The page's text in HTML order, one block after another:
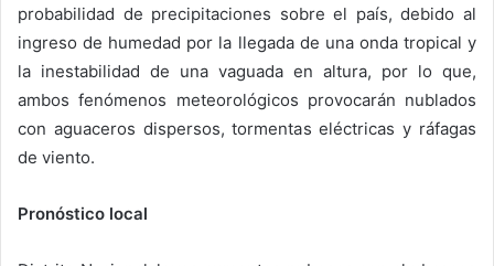
probabilidad de precipitaciones sobre el país, debido al
ingreso de humedad por la llegada de una onda tropical y
la inestabilidad de una vaguada en altura, por lo que,
ambos fenómenos meteorológicos provocarán nublados
con aguaceros dispersos, tormentas eléctricas y ráfagas
de viento.
Pronóstico local